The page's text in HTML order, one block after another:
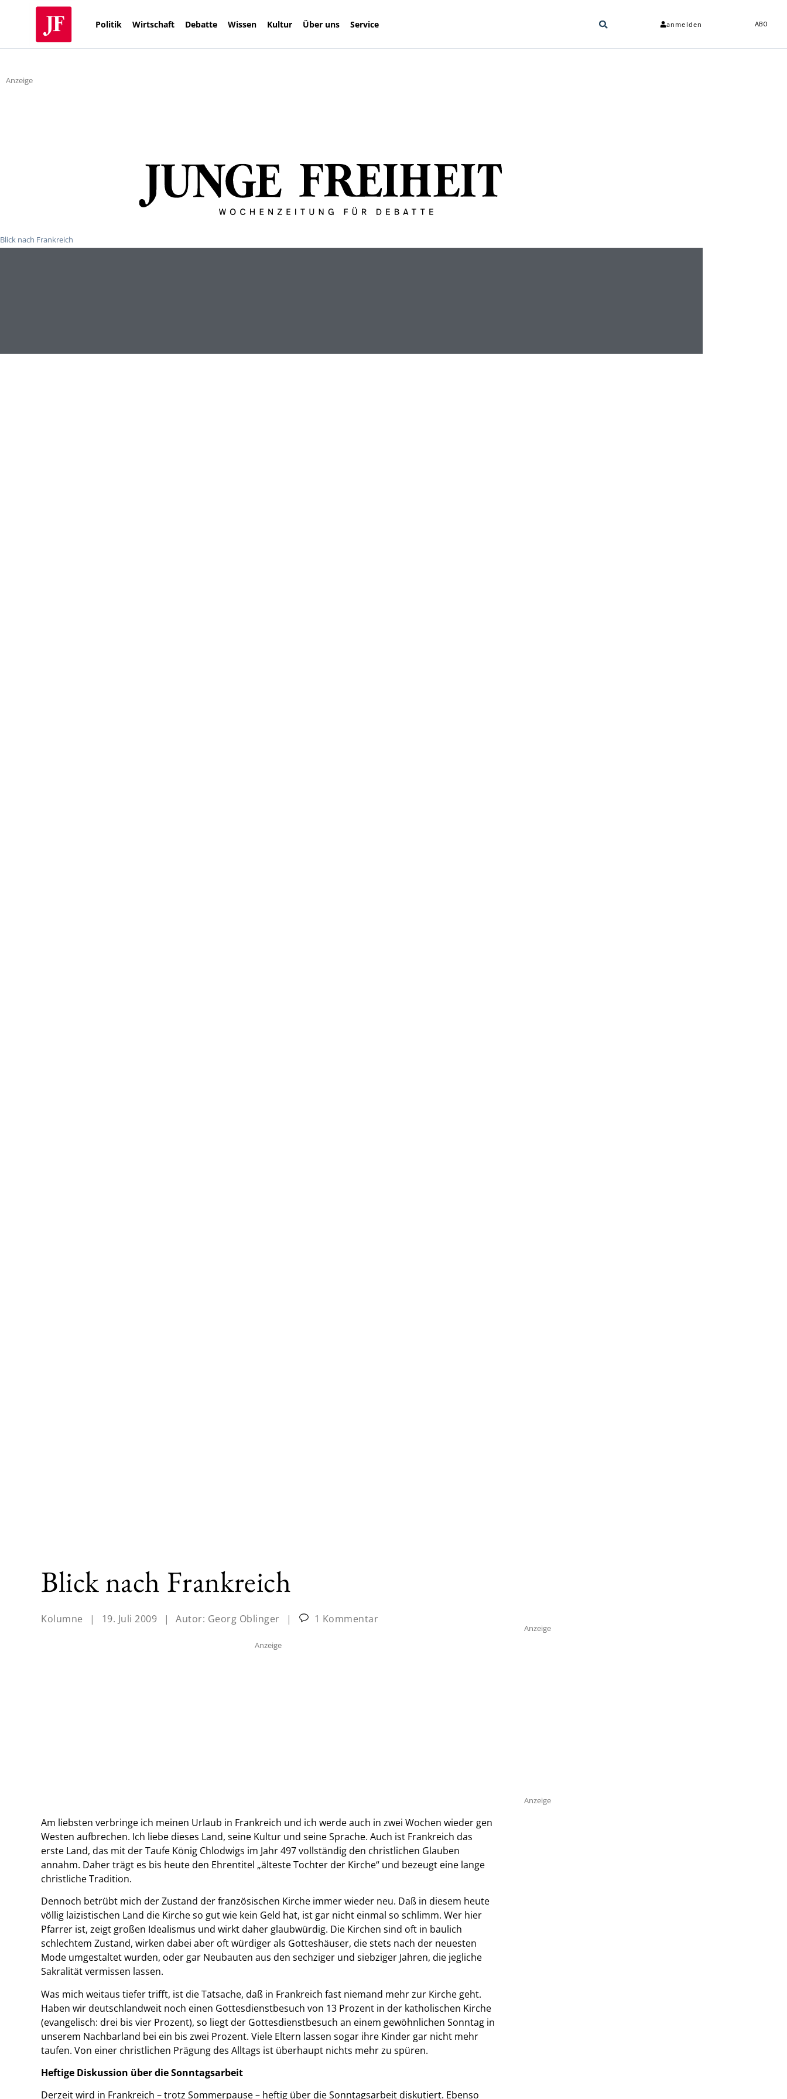
Politik Wirtschaft Debatte Wissen Kultur Über uns Service anmelden ABO
Anzeige
Blick nach Frankreich
Blick nach Frankreich
Kolumne | 19. Juli 2009 | Autor: Georg Oblinger | 1 Kommentar
Anzeige
Am liebsten verbringe ich meinen Urlaub in Frankreich und ich werde auch in zwei Wochen wieder gen
Westen aufbrechen. Ich liebe dieses Land, seine Kultur und seine Sprache. Auch ist Frankreich das
erste Land, das mit der Taufe König Chlodwigs im Jahr 497 vollständig den christlichen Glauben
annahm. Daher trägt es bis heute den Ehrentitel „älteste Tochter der Kirche“ und bezeugt eine lange
christliche Tradition.
Dennoch betrübt mich der Zustand der französischen Kirche immer wieder neu. Daß in diesem heute
völlig laizistischen Land die Kirche so gut wie kein Geld hat, ist gar nicht einmal so schlimm. Wer hier
Pfarrer ist, zeigt großen Idealismus und wirkt daher glaubwürdig. Die Kirchen sind oft in baulich
schlechtem Zustand, wirken dabei aber oft würdiger als Gotteshäuser, die stets nach der neuesten
Mode umgestaltet wurden, oder gar Neubauten aus den sechziger und siebziger Jahren, die jegliche
Sakralität vermissen lassen.
Was mich weitaus tiefer trifft, ist die Tatsache, daß in Frankreich fast niemand mehr zur Kirche geht.
Haben wir deutschlandweit noch einen Gottesdienstbesuch von 13 Prozent in der katholischen Kirche
(evangelisch: drei bis vier Prozent), so liegt der Gottesdienstbesuch an einem gewöhnlichen Sonntag in
unserem Nachbarland bei ein bis zwei Prozent. Viele Eltern lassen sogar ihre Kinder gar nicht mehr
taufen. Von einer christlichen Prägung des Alltags ist überhaupt nichts mehr zu spüren.
Heftige Diskussion über die Sonntagsarbeit
Derzeit wird in Frankreich – trotz Sommerpause – heftig über die Sonntagsarbeit diskutiert. Ebenso
Anzeige
Anzeige